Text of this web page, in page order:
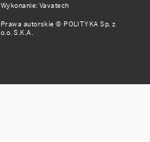
Wykonanie: Vavatech
Prawa autorskie © POLITYKA Sp. z
o.o. S.K.A.